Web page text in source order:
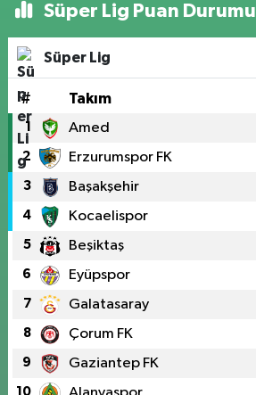
Süper Lig Puan Durumu
Süper Lig
# Takım
1 Amed
2 Erzurumspor FK
3 Başakşehir
4 Kocaelispor
5 Beşiktaş
6 Eyüpspor
7 Galatasaray
8 Çorum FK
9 Gaziantep FK
10